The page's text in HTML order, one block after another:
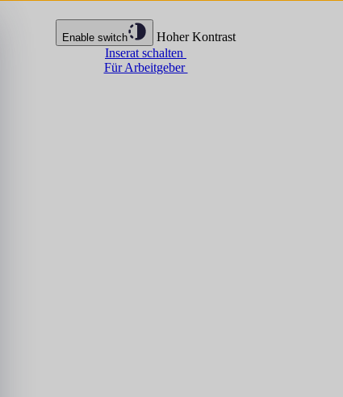
Enable switch
Hoher Kontrast
Inserat schalten
Für Arbeitgeber